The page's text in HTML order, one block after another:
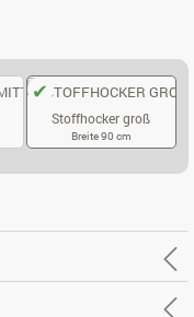
Stoffhocker groß
Breite 90 cm